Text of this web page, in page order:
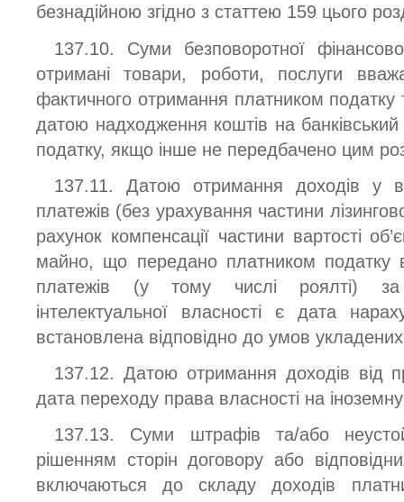
безнадійною згідно з статтею 159 цього
137.10. Суми безповоротної
отримані товари, роботи, послуги
фактичного отримання платником податку
датою надходження коштів на
податку, якщо інше не передбачено цим
137.11. Датою отримання доходів у
платежів (без урахування частини
рахунок компенсації частини вартості
майно, що передано платником податку в
платежів (у тому числі роялті) за
інтелектуальної власності є дата
встановлена відповідно до умов
137.12. Датою отримання доходів від
дата переходу права власності на
137.13. Суми штрафів та/або
рішенням сторін договору або
включаються до складу доходів